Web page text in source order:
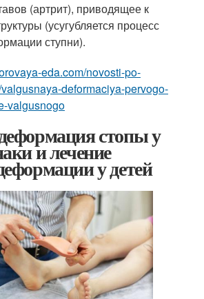
(артрит), приводящее к
(усугубляется процесс
ступни).
eda.com/novosti-po-
deformaciya-pervogo-
valgusnogo
стопы у
и лечение
у детей